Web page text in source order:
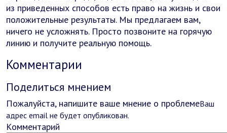
из приведенных способов есть право на жизнь и свои
положительные результаты. Мы предлагаем вам,
ничего не усложнять. Просто позвоните на горячую
линию и получите реальную помощь.
Комментарии
Поделиться мнением
Пожалуйста, напишите ваше мнение о проблемеВаш
адрес email не будет опубликован.
Комментарий